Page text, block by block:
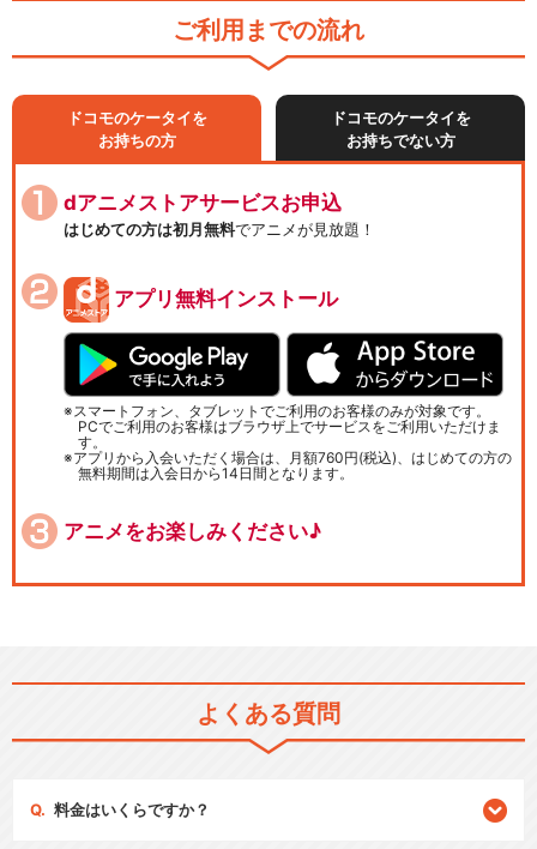
ご利用までの流れ
ドコモのケータイを
お持ちの方
ドコモのケータイを
お持ちでない方
dアニメストアサービスお申込
はじめての方は初月無料でアニメが見放題！
アプリ無料インストール
スマートフォン、タブレットでご利用のお客様のみが対象です。
PCでご利用のお客様はブラウザ上でサービスをご利用いただけま
す。
アプリから入会いただく場合は、月額760円(税込)、はじめての方の
無料期間は入会日から14日間となります。
アニメをお楽しみください♪
よくある質問
料金はいくらですか？